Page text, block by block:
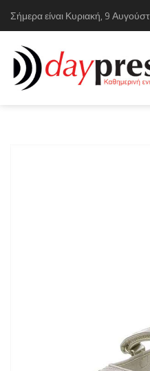
Σήμερα είναι Κυριακή, 9